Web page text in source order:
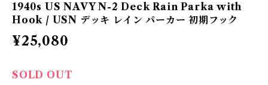
1940s US NAVY N-2 Deck Rain Parka with
Hook / USN デッキ レイン パーカー 初期フック
¥25,080
SOLD OUT